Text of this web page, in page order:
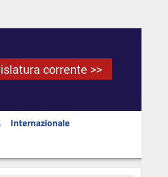
corrente >>
Internazionale